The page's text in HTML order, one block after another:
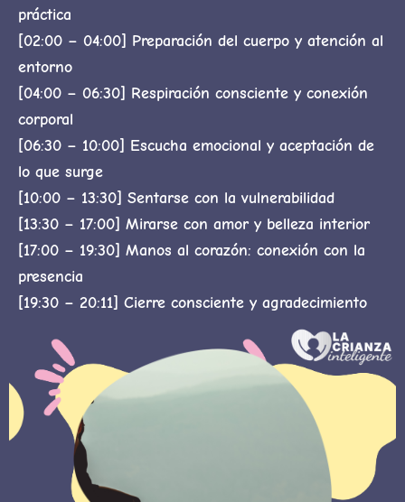
práctica
[02:00 – 04:00] Preparación del cuerpo y atención al
entorno
[04:00 – 06:30] Respiración consciente y conexión
corporal
[06:30 – 10:00] Escucha emocional y aceptación de
lo que surge
[10:00 – 13:30] Sentarse con la vulnerabilidad
[13:30 – 17:00] Mirarse con amor y belleza interior
[17:00 – 19:30] Manos al corazón: conexión con la
presencia
[19:30 – 20:11] Cierre consciente y agradecimiento